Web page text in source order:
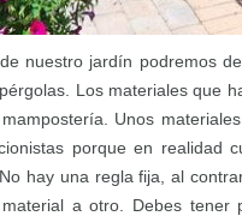
nuestro jardín podremos
Los materiales que
Unos
porque en realidad
hay una regla fija, al
a otro. Debes tener